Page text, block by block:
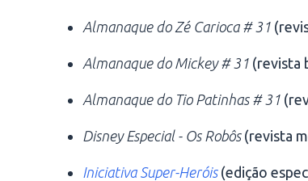
Almanaque do Zé Carioca # 31
Almanaque do Mickey # 31 (revista
Almanaque do Tio Patinhas # 31
Disney Especial - Os Robôs(revista
Iniciativa Super-Heróis(edição